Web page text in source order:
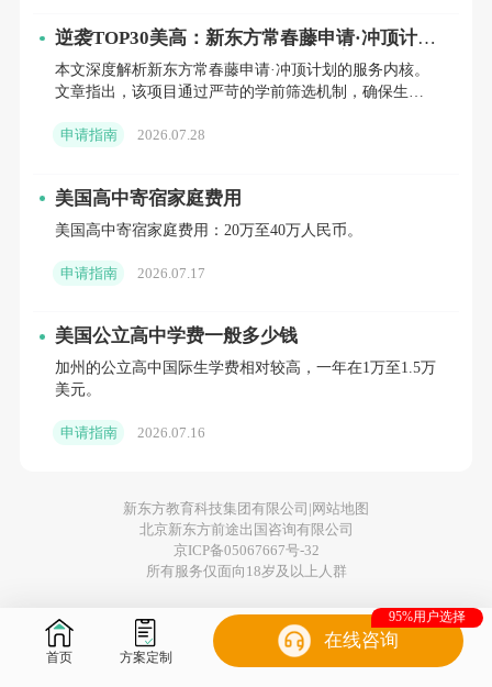
9. 健康和疫苗记录： 学校可能要求国际学生
提供健康检查证明和疫苗接种记录。 10. 住宿
安排： 对于走读学校，国际学生需要安排寄宿
家庭或监护人。
•了解学校政策：详细了解所申请学校的国
际学生招生政策和要求。
•提前准备：提前准备所有必要的申请材
料，包括语言考试、成绩单、推荐信等。
•经济规划：确保家庭有足够的经济实力支
逆袭TOP30美高：新东方常春藤申请·冲顶计划
如何为家庭提供定制化升读解决方案
本文深度解析新东方常春藤申请·冲顶计划的服务内核。
文章指出，该项目通过严苛的学前筛选机制，确保生源
化培训。内容
申请指南 2026.07.28
美国高中寄宿家庭费用
美国高中寄宿家庭费用：20万至40万人民币。
申请指南 2026.07.17
美国公立高中学费一般多少钱
加州的公立高中国际生学费相对较高，一年在1万至1.5万
美元。
申请指南 2026.07.16
新东方教育科技集团有限公司| 网站地图
北京新东方前途出国咨询有限公司
京ICP备05067667号-32
所有服务仅面向18岁及以上人群
首页 方案定制
在线咨询
95%用户选择